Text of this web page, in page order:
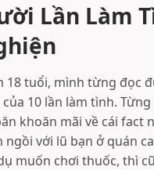
Lần Làm
18 tuổi, mình từng đọc
của 10 lần làm tình.
khoăn mãi về cái fact
ngồi với lũ bạn ở quán
muốn chơi thuốc, thì